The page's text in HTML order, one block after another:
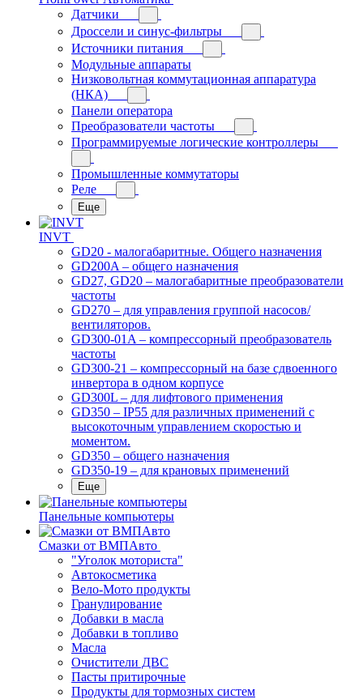
Датчики
Дроссели и синус-фильтры
Источники питания
Модульные аппараты
Низковольтная коммутационная аппаратура
(НКА)
Панели оператора
Преобразователи частоты
Программируемые логические контроллеры
Промышленные коммутаторы
Реле
Еще
INVT
GD20 - малогабаритные. Общего назначения
GD200A – общего назначения
GD27, GD20 – малогабаритные преобразователи
частоты
GD270 – для управления группой насосов/
вентиляторов.
GD300-01A – компрессорный преобразователь
частоты
GD300-21 – компрессорный на базе сдвоенного
инвертора в одном корпусе
GD300L – для лифтового применения
GD350 – IP55 для различных применений с
высокоточным управлением скоростью и
моментом.
GD350 – общего назначения
GD350-19 – для крановых применений
Еще
Панельные компьютеры
Смазки от ВМПАвто
"Уголок моториста"
Автокосметика
Вело-Мото продукты
Гранулирование
Добавки в масла
Добавки в топливо
Масла
Очистители ДВС
Пасты притирочные
Продукты для тормозных систем